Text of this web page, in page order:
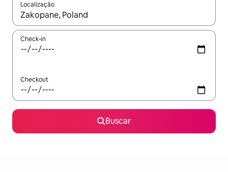
Localização
Quando os resultados estiverem disponíveis, explore-os
Check-in
Checkout
Buscar